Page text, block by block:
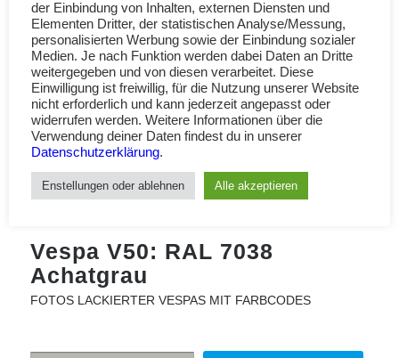
Weiterlesen
Vespa V50: RAL 7038
Achatgrau
FOTOS LACKIERTER VESPAS MIT FARBCODES
der Einbindung von Inhalten, externen Diensten und
Elementen Dritter, der statistischen Analyse/Messung,
personalisierten Werbung sowie der Einbindung sozialer
Medien. Je nach Funktion werden dabei Daten an Dritte
weitergegeben und von diesen verarbeitet. Diese
Einwilligung ist freiwillig, für die Nutzung unserer Website
nicht erforderlich und kann jederzeit angepasst oder
widerrufen werden. Weitere Informationen über die
Verwendung deiner Daten findest du in unserer
Datenschutzerklärung.
Enstellungen oder ablehnen Alle akzeptieren